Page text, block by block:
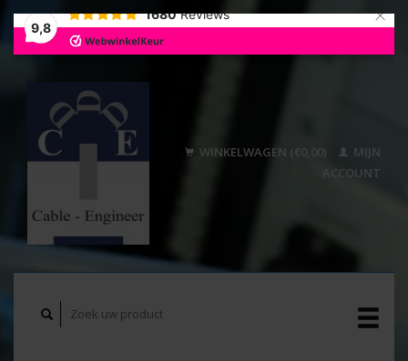
9,8
1680 Reviews ×
WINKELWAGEN (€0,00)
MIJN
ACCOUNT